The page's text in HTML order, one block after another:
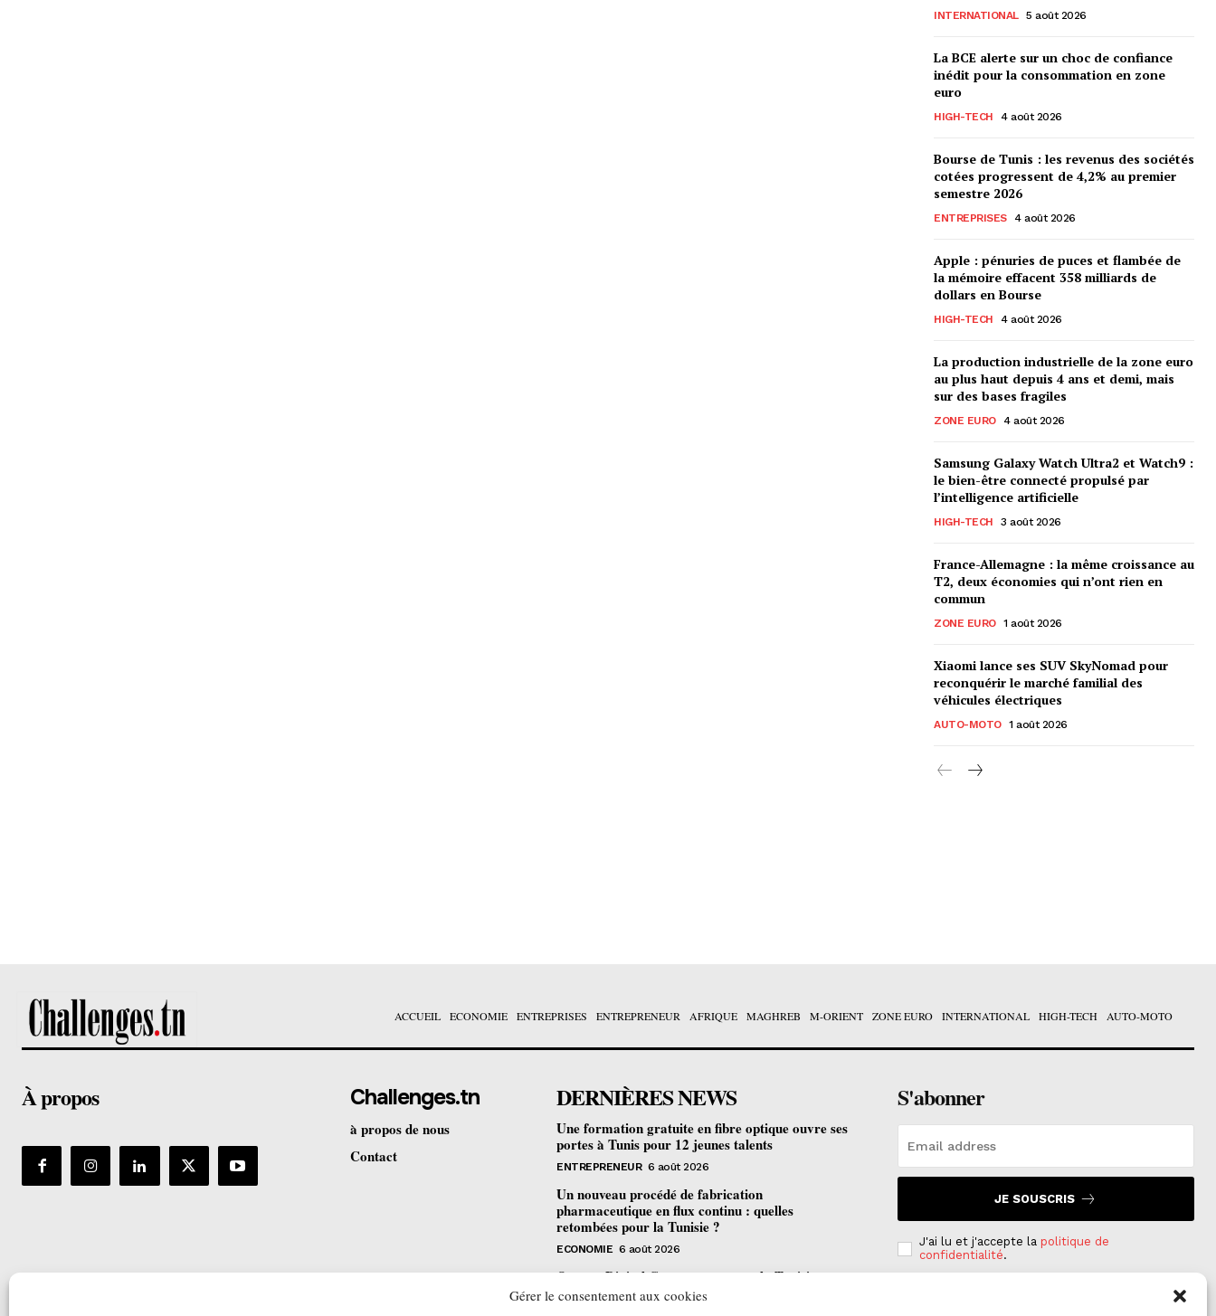
Gérer le consentement aux cookies
INTERNATIONAL 5 août 2026
La BCE alerte sur un choc de confiance
inédit pour la consommation en zone
euro
HIGH-TECH 4 août 2026
Bourse de Tunis : les revenus des sociétés
cotées progressent de 4,2% au premier
semestre 2026
ENTREPRISES 4 août 2026
Apple : pénuries de puces et flambée de
la mémoire effacent 358 milliards de
dollars en Bourse
HIGH-TECH 4 août 2026
La production industrielle de la zone euro
au plus haut depuis 4 ans et demi, mais
sur des bases fragiles
ZONE EURO 4 août 2026
Samsung Galaxy Watch Ultra2 et Watch9 :
le bien-être connecté propulsé par
l’intelligence artificielle
HIGH-TECH 3 août 2026
France-Allemagne : la même croissance au
T2, deux économies qui n’ont rien en
commun
ZONE EURO 1 août 2026
Xiaomi lance ses SUV SkyNomad pour
reconquérir le marché familial des
véhicules électriques
AUTO-MOTO 1 août 2026
ACCUEIL ECONOMIE ENTREPRISES ENTREPRENEUR AFRIQUE MAGHREB M-ORIENT ZONE EURO INTERNATIONAL HIGH-TECH AUTO-MOTO
À propos Challenges.tn
à propos de nous
Contact
DERNIÈRES NEWS
Une formation gratuite en fibre optique ouvre ses
portes à Tunis pour 12 jeunes talents
ENTREPRENEUR 6 août 2026
Un nouveau procédé de fabrication
pharmaceutique en flux continu : quelles
retombées pour la Tunisie ?
ECONOMIE 6 août 2026
Orange Digital Center : comment la Tunisie est
devenue le laboratoire mondial de l’inclusion
S'abonner
JE SOUSCRIS
J'ai lu et j'accepte la politique de
confidentialité.